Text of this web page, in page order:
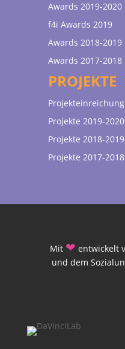
Awards 2019-2020
f4i Awards 2019
Awards 2018-2019
Awards 2017-2018
PROJEKTE
Projekteinreichung
Projekte 2019-2020
Projekte 2018-2019
Projekte 2017-2018
Mit ❤ entwickelt
und dem